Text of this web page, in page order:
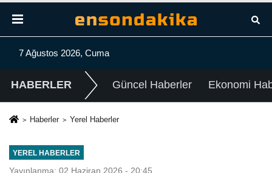
7 Ağustos 2026, Cuma
HABERLER Güncel Haberler Ekonomi
Haberler Yerel Haberler
YEREL HABERLER
Yayınlanma: 02 Haziran 2026 - 20:45